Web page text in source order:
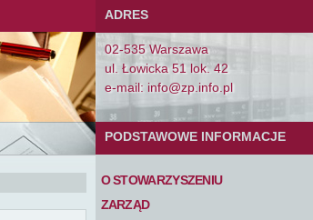
ADRES
02-535 Warszawa
ul. Łowicka 51 lok. 42
e-mail: info@zp.info.pl
PODSTAWOWE INFORMACJE
O STOWARZYSZENIU
ZARZĄD